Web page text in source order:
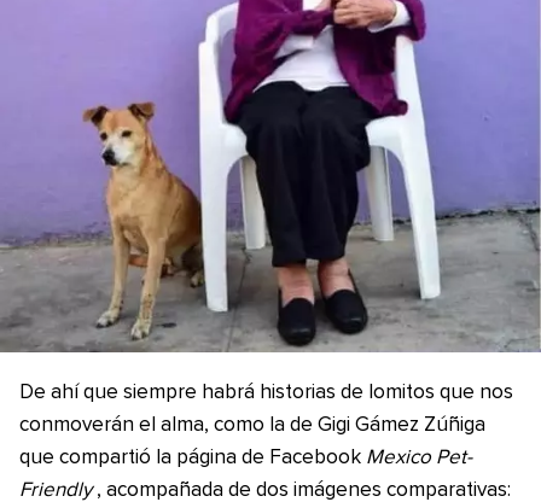
De ahí que siempre habrá historias de lomitos que nos
conmoverán el alma, como la de Gigi Gámez Zúñiga
que compartió la página de Facebook Mexico Pet-
Friendly , acompañada de dos imágenes comparativas: